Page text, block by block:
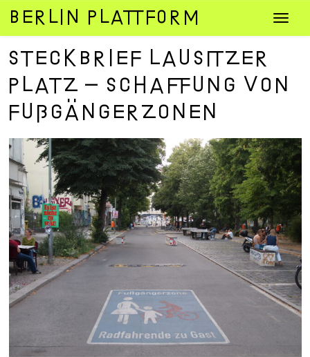
Zum
Inhalt
springen
Steckbrief Lausitzer
Platz – Schaffung von
Fußgängerzonen